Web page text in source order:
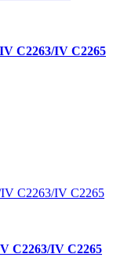
C2263/IV C2265
C2263/IV C2265